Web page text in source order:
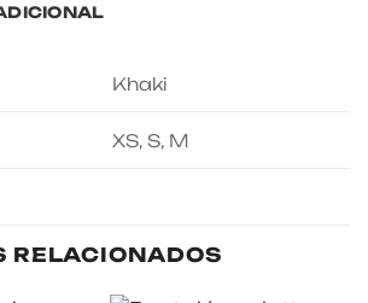
Khaki
XS, S, M
RELACIONADOS